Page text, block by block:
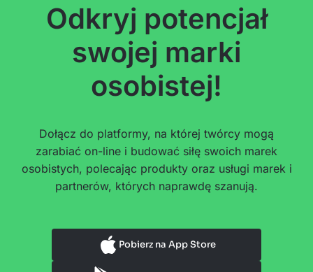
Odkryj potencjał
swojej marki
osobistej!
Dołącz do platformy, na której twórcy mogą
zarabiać on-line i budować siłę swoich marek
osobistych, polecając produkty oraz usługi marek i
partnerów, których naprawdę szanują.
Pobierz na App Store